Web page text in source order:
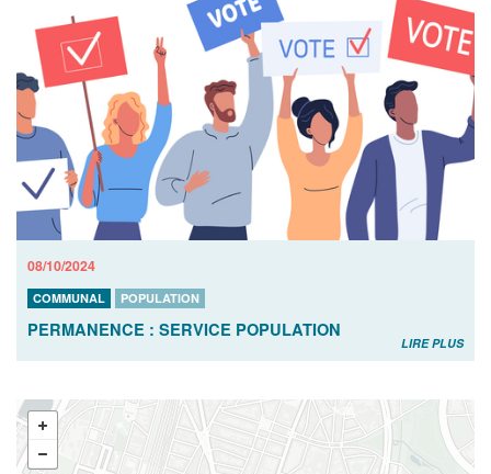
08/10/2024
COMMUNAL POPULATION
PERMANENCE : SERVICE POPULATION
LIRE PLUS